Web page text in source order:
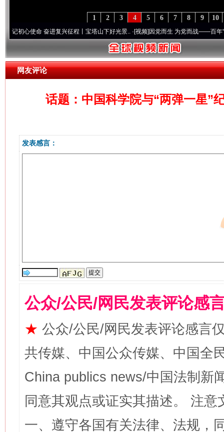
10
9
8
7
6
5
4
3
2
1
使命 奋进复兴征程丨宝塔山下好光景..·[视频]因党而生 为党而战——百年“纪”事⑧
网友评论
话题：中国科学院与“两弹一星”
发表感言：
公众/公民/网民发表评论感
★ 公众/公民/网民发表评论感言
共传媒、中国公众传媒、中国全
China publics news/中国法制新
同意其观点或证实其描述。 注
一、遵守各国有关法律、法规，